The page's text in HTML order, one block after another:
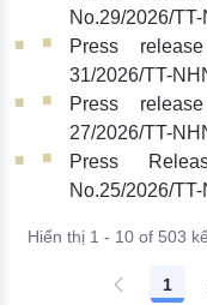
No.29/2026/TT-
Press
31/2026/TT-
Press
27/2026/TT-
Press
No.25/2026/TT-
Hiển thị 1 - 10 of 503
1